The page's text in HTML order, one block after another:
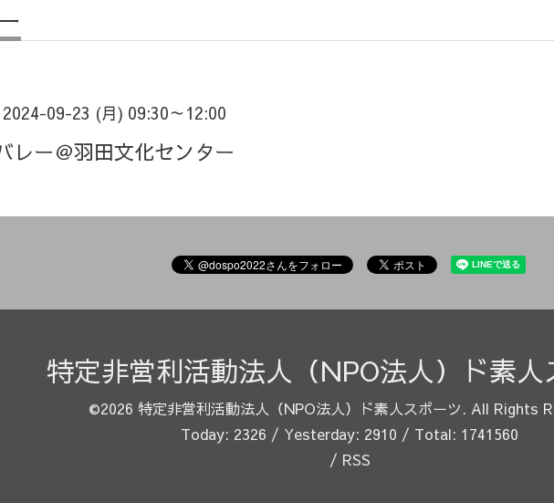
2024-09-23 (月) 09:30～12:00
レー＠羽田文化センター
特定非営利活動法人（NPO法人）ド素人
©2026 特定非営利活動法人（NPO法人）ド素人スポーツ. All Rights
Today: 2326 / Yesterday: 2910 / Total: 1741560
/ RSS